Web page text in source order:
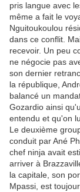
pris langue avec
même a fait le
Nguitoukoulou
dans ce conflit.
recevoir. Un peu
ne négocie pas
son dernier
la république,
balancé un
Gozardio ainsi
entendu et qu'on
Le deuxième
conduit par Ané
chef ninja avait
arriver à
la capitale, son
Mpassi, est